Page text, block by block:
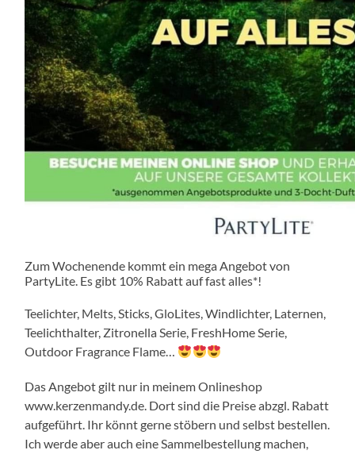
Zum Wochenende kommt ein mega Angebot von
PartyLite. Es gibt 10% Rabatt auf fast alles*!
Teelichter, Melts, Sticks, GloLites, Windlichter, Laternen,
Teelichthalter, Zitronella Serie, FreshHome Serie,
Outdoor Fragrance Flame…
Das Angebot gilt nur in meinem Onlineshop
www.kerzenmandy.de. Dort sind die Preise abzgl. Rabatt
aufgeführt. Ihr könnt gerne stöbern und selbst bestellen.
Ich werde aber auch eine Sammelbestellung machen,